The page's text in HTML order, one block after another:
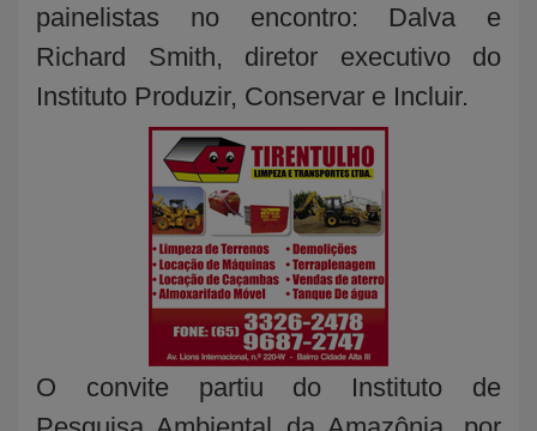
painelistas no encontro: Dalva e
Richard Smith, diretor executivo do
Instituto Produzir, Conservar e Incluir.
O convite partiu do Instituto de